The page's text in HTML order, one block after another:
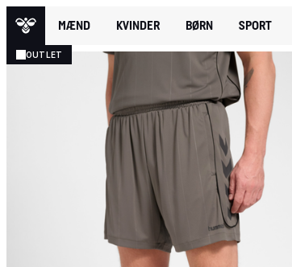
MÆND KVINDER BØRN SPORT
OUTLET